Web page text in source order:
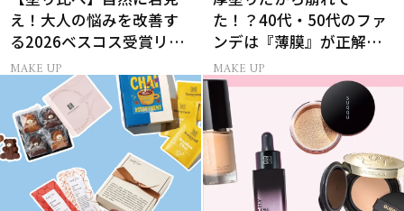
え！大人の悩みを改善す
る2026ベスコス受賞リッ
プTOP3
MAKE UP
た！？40代・50代のファ
ンデは『薄膜』が正解で
した
MAKE UP